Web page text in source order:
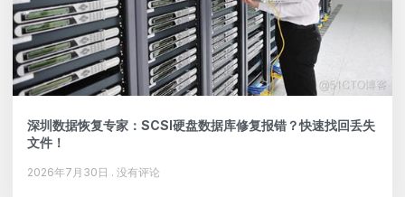
深圳数据恢复专家：SCSI硬盘数据库修复报错？快速找回丢失
文件！
2026年7月30日 没有评论